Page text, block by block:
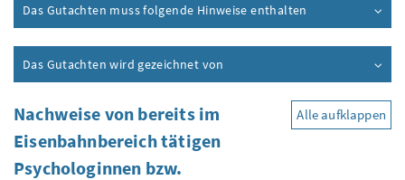
Das Gutachten muss folgende Hinweise enthalten
Das Gutachten wird gezeichnet von
Nachweise von bereits im
Eisenbahnbereich tätigen
Psychologinnen bzw.
Alle aufklappen